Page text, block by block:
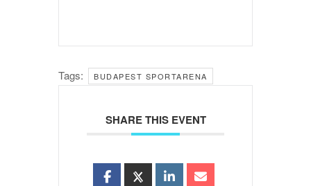
Tags: BUDAPEST SPORTARENA
SHARE THIS EVENT